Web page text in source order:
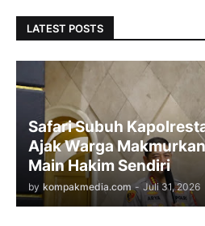
LATEST POSTS
Safari Subuh
Ajak Warga
Main Hakim Sendiri
by kompakmedia.com - Juli 31, 2026